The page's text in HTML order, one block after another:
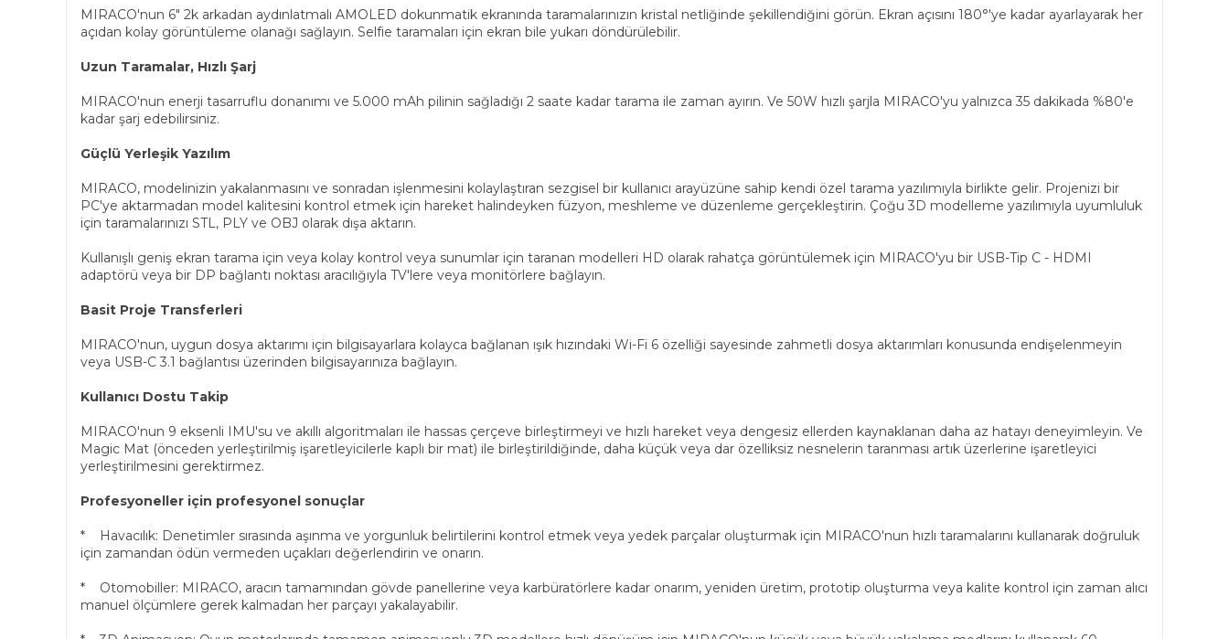
MIRACO'nun 6" 2k arkadan aydınlatmalı AMOLED dokunmatik ekranında taramalarınızın kristal netliğinde şekillendiğini görün. Ekran açısını 180°'ye kadar ayarlayarak her
açıdan kolay görüntüleme olanağı sağlayın. Selfie taramaları için ekran bile yukarı döndürülebilir.
Uzun Taramalar, Hızlı Şarj
MIRACO'nun enerji tasarruflu donanımı ve 5.000 mAh pilinin sağladığı 2 saate kadar tarama ile zaman ayırın. Ve 50W hızlı şarjla MIRACO'yu yalnızca 35 dakikada %80'e
kadar şarj edebilirsiniz.
Güçlü Yerleşik Yazılım
MIRACO, modelinizin yakalanmasını ve sonradan işlenmesini kolaylaştıran sezgisel bir kullanıcı arayüzüne sahip kendi özel tarama yazılımıyla birlikte gelir. Projenizi bir
PC'ye aktarmadan model kalitesini kontrol etmek için hareket halindeyken füzyon, meshleme ve düzenleme gerçekleştirin. Çoğu 3D modelleme yazılımıyla uyumluluk
için taramalarınızı STL, PLY ve OBJ olarak dışa aktarın.
Kullanışlı geniş ekran tarama için veya kolay kontrol veya sunumlar için taranan modelleri HD olarak rahatça görüntülemek için MIRACO'yu bir USB-Tip C - HDMI
adaptörü veya bir DP bağlantı noktası aracılığıyla TV'lere veya monitörlere bağlayın.
Basit Proje Transferleri
MIRACO'nun, uygun dosya aktarımı için bilgisayarlara kolayca bağlanan ışık hızındaki Wi-Fi 6 özelliği sayesinde zahmetli dosya aktarımları konusunda endişelenmeyin
veya USB-C 3.1 bağlantısı üzerinden bilgisayarınıza bağlayın.
Kullanıcı Dostu Takip
MIRACO'nun 9 eksenli IMU'su ve akıllı algoritmaları ile hassas çerçeve birleştirmeyi ve hızlı hareket veya dengesiz ellerden kaynaklanan daha az hatayı deneyimleyin. Ve
Magic Mat (önceden yerleştirilmiş işaretleyicilerle kaplı bir mat) ile birleştirildiğinde, daha küçük veya dar özelliksiz nesnelerin taranması artık üzerlerine işaretleyici
yerleştirilmesini gerektirmez.
Profesyoneller için profesyonel sonuçlar
* Havacılık: Denetimler sırasında aşınma ve yorgunluk belirtilerini kontrol etmek veya yedek parçalar oluşturmak için MIRACO'nun hızlı taramalarını kullanarak doğruluk
için zamandan ödün vermeden uçakları değerlendirin ve onarın.
* Otomobiller: MIRACO, aracın tamamından gövde panellerine veya karbüratörlere kadar onarım, yeniden üretim, prototip oluşturma veya kalite kontrol için zaman alıcı
manuel ölçümlere gerek kalmadan her parçayı yakalayabilir.